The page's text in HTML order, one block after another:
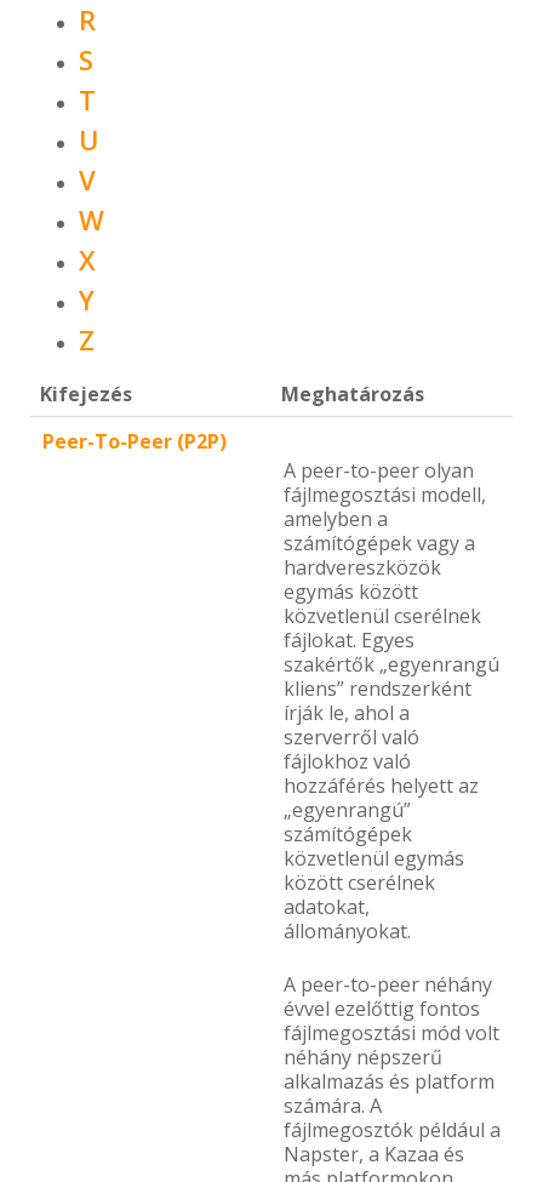
R
S
T
U
V
W
X
Y
Z
Kifejezés
Meghatározás
Peer-To-Peer (P2P)
A peer-to-peer olyan
fájlmegosztási modell,
amelyben a
számítógépek vagy a
hardvereszközök
egymás között
közvetlenül cserélnek
fájlokat. Egyes
szakértők „egyenrangú
kliens” rendszerként
írják le, ahol a
szerverről való
fájlokhoz való
hozzáférés helyett az
„egyenrangú”
számítógépek
közvetlenül egymás
között cserélnek
adatokat,
állományokat.
A peer-to-peer néhány
évvel ezelőttig fontos
fájlmegosztási mód volt
néhány népszerű
alkalmazás és platform
számára. A
fájlmegosztók például a
Napster, a Kazaa és